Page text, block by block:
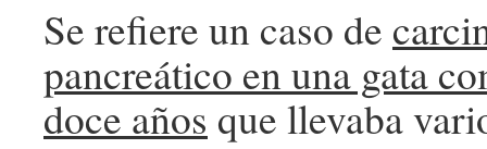
Se refiere un caso de
pancreático en una gata
doce años que llevaba